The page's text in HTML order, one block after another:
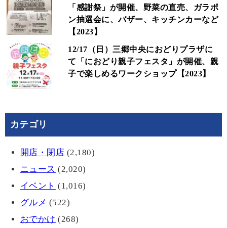
「感謝祭」が開催、野菜の直売、ガラポ
ン抽選会に、バザー、キッチンカーなど
【2023】
12/17（日）三郷中央におどりプラザに
て「におどり親子フェスタ」が開催、親
子で楽しめるワークショップ【2023】
カテゴリ
開店・閉店 (2,180)
ニュース (2,020)
イベント (1,016)
グルメ (522)
おでかけ (268)